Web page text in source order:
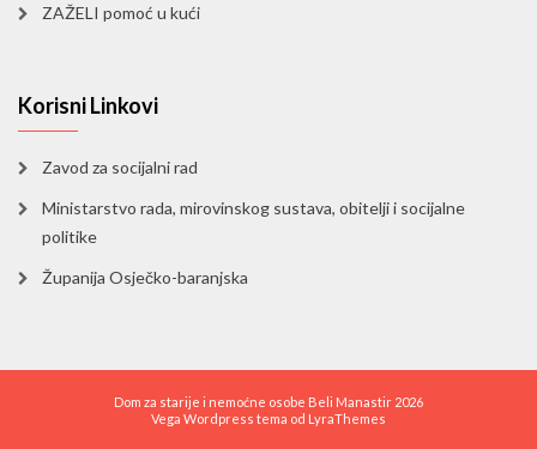
ZAŽELI pomoć u kući
Korisni Linkovi
Zavod za socijalni rad
Ministarstvo rada, mirovinskog sustava, obitelji i socijalne
politike
Županija Osječko-baranjska
Dom za starije i nemoćne osobe Beli Manastir 2026
Vega Wordpress tema od LyraThemes